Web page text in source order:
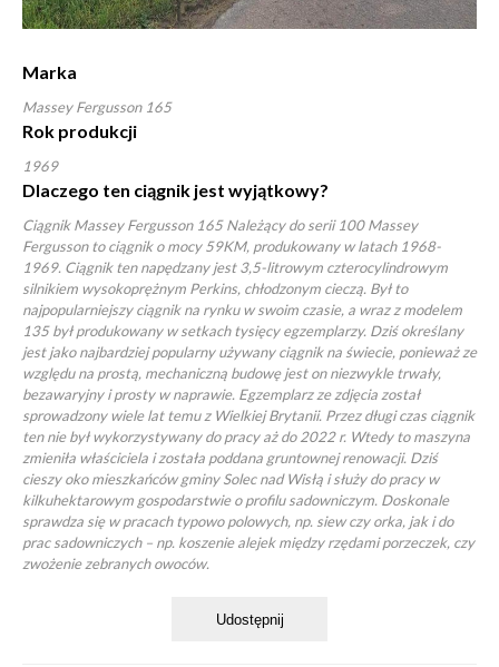
Marka
Massey Fergusson 165
Rok produkcji
1969
Dlaczego ten ciągnik jest wyjątkowy?
Ciągnik Massey Fergusson 165 Należący do serii 100 Massey
Fergusson to ciągnik o mocy 59KM, produkowany w latach 1968-
1969. Ciągnik ten napędzany jest 3,5-litrowym czterocylindrowym
silnikiem wysokoprężnym Perkins, chłodzonym cieczą. Był to
najpopularniejszy ciągnik na rynku w swoim czasie, a wraz z modelem
135 był produkowany w setkach tysięcy egzemplarzy. Dziś określany
jest jako najbardziej popularny używany ciągnik na świecie, ponieważ ze
względu na prostą, mechaniczną budowę jest on niezwykle trwały,
bezawaryjny i prosty w naprawie. Egzemplarz ze zdjęcia został
sprowadzony wiele lat temu z Wielkiej Brytanii. Przez długi czas ciągnik
ten nie był wykorzystywany do pracy aż do 2022 r. Wtedy to maszyna
zmieniła właściciela i została poddana gruntownej renowacji. Dziś
cieszy oko mieszkańców gminy Solec nad Wisłą i służy do pracy w
kilkuhektarowym gospodarstwie o profilu sadowniczym. Doskonale
sprawdza się w pracach typowo polowych, np. siew czy orka, jak i do
prac sadowniczych – np. koszenie alejek między rzędami porzeczek, czy
zwożenie zebranych owoców.
Udostępnij